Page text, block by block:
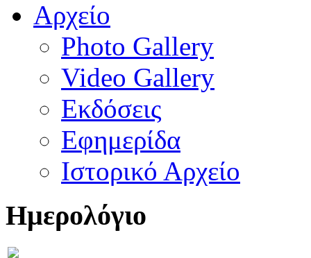
Αρχείο
Photo Gallery
Video Gallery
Εκδόσεις
Εφημερίδα
Ιστορικό Αρχείο
Ημερολόγιο